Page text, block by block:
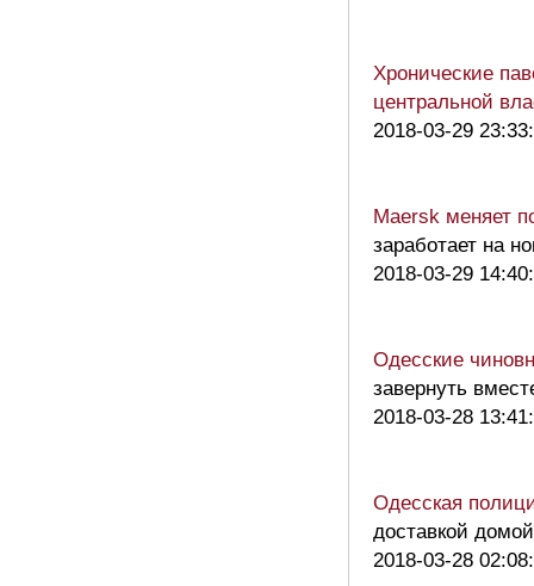
Хронические
центральной
2018-03-29
Maersk меняет
заработает на
2018-03-29
Одесские
завернуть
2018-03-28
Одесская
доставкой
2018-03-28